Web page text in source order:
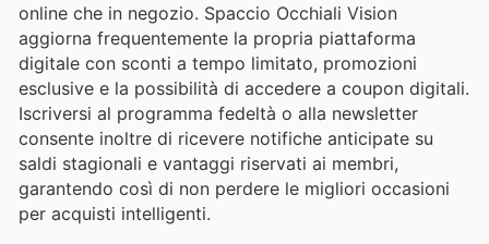
online che in negozio. Spaccio Occhiali Vision
aggiorna frequentemente la propria piattaforma
digitale con sconti a tempo limitato, promozioni
esclusive e la possibilità di accedere a coupon digitali.
Iscriversi al programma fedeltà o alla newsletter
consente inoltre di ricevere notifiche anticipate su
saldi stagionali e vantaggi riservati ai membri,
garantendo così di non perdere le migliori occasioni
per acquisti intelligenti.